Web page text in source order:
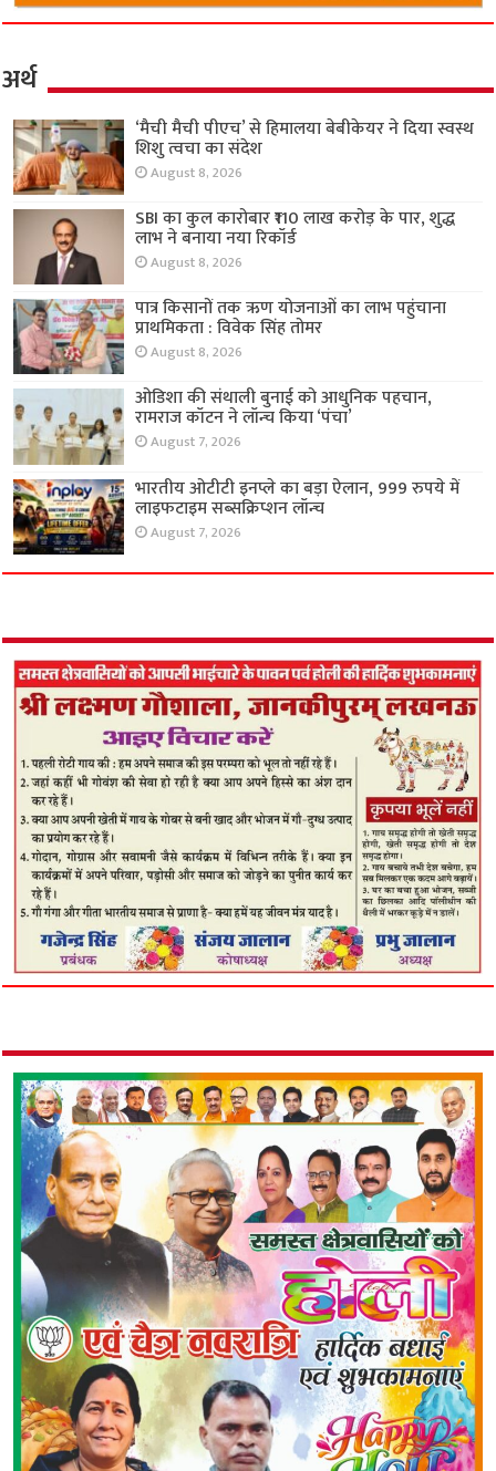
अर्थ
‘मैची मैची पीएच’ से हिमालया बेबीकेयर ने दिया स्वस्थ
शिशु त्वचा का संदेश
August 8, 2026
SBI का कुल कारोबार ₹110 लाख करोड़ के पार, शुद्ध
लाभ ने बनाया नया रिकॉर्ड
August 8, 2026
पात्र किसानों तक ऋण योजनाओं का लाभ पहुंचाना
प्राथमिकता : विवेक सिंह तोमर
August 8, 2026
ओडिशा की संथाली बुनाई को आधुनिक पहचान,
रामराज कॉटन ने लॉन्च किया ‘पंचा’
August 7, 2026
भारतीय ओटीटी इनप्ले का बड़ा ऐलान, 999 रुपये में
लाइफटाइम सब्सक्रिप्शन लॉन्च
August 7, 2026